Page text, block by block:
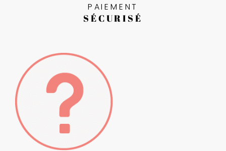
PAIEMENT
SÉCURISÉ